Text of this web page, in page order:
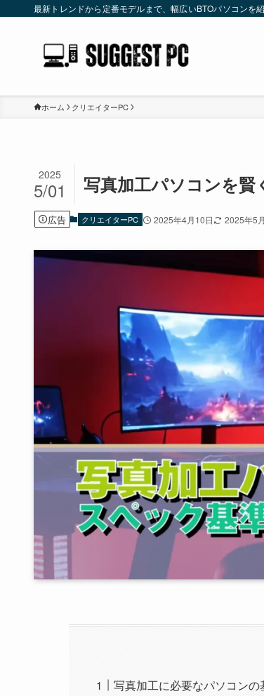
最新トレンドから定番モデルまで、幅広いBTOパソコンを
ホーム クリエイターPC
写真加工パソコンを
2025
5/01
広告 クリエイターPC 2025年4月10日 2025年5
写真加工に必要なパソコンの